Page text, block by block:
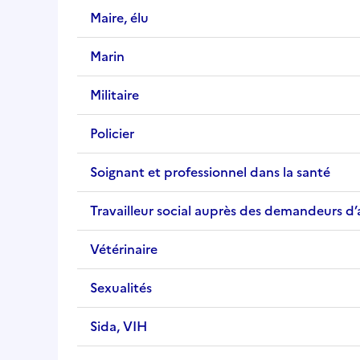
Maire, élu
Marin
Militaire
Policier
Soignant et professionnel dans la santé
Travailleur social auprès des demandeurs
Vétérinaire
Sexualités
Sida, VIH